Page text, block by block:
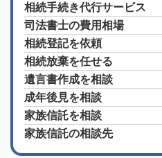
相続手続き代行サービス
司法書士の費用相場
相続登記を依頼
相続放棄を任せる
遺言書作成を相談
成年後見を相談
家族信託を相談
家族信託の相談先